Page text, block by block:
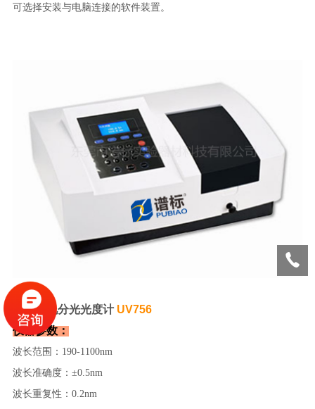
可选择安装与电脑连接的软件装置。
紫外可见分光光度计 UV756
仪器参数：
波长范围：190-1100nm
波长准确度：±0.5nm
波长重复性：0.2nm